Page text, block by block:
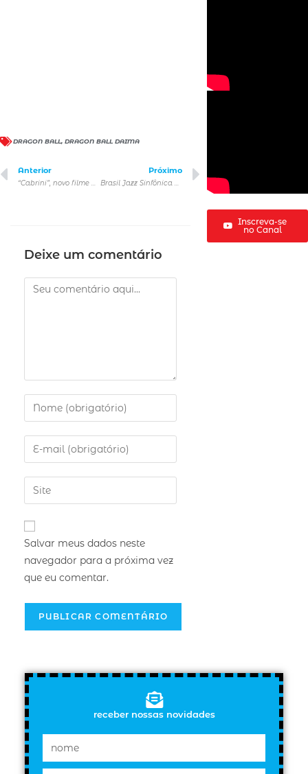
DRAGON BALL, DRAGON BALL DAIMA
Anterior Próximo
Deixe um comentário
Salvar meus dados neste
navegador para a próxima vez
que eu comentar.
Inscreva-se
no Canal
receber nossas novidades